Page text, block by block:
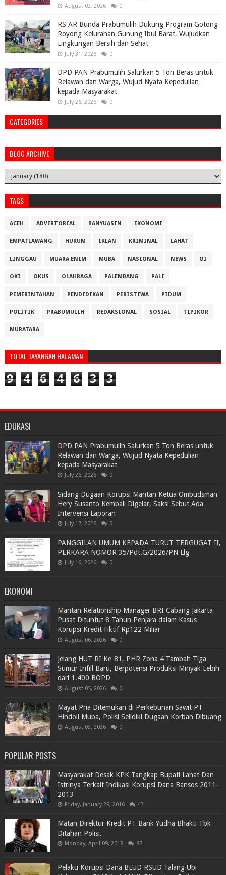
August 02, 2026 0
RS AR Bunda Prabumulih Dukung Program Gotong
Royong Kelurahan Gunung Ibul Barat, Wujudkan
Lingkungan Bersih dan Sehat
July 31, 2026 0
DPD PAN Prabumulih Salurkan 5 Ton Beras untuk
Relawan dan Warga, Wujud Nyata Kepedulian
kepada Masyarakat
July 26, 2026 0
CATEGORIES
BLOG ARCHIVE
TAGS
ACEH ADVERTORIAL BANYUASIN EKONOMI
EMPATLAWANG HUKUM IKLAN KRIMINAL LAHAT
LINGGAU MUARA ENIM MUBA NASIONAL NEWS OI
OKI OKUS OLAHRAGA PALEMBANG PALI
PEMERINTAHAN PENDIDIKAN PERISTIWA PIDUM
POLITIK PRABUMULIH REDAKSIONAL SOSIAL TIPIKOR
MURATARA
TOTAL TAYANGAN HALAMAN
9 4 6 4 6 3 3
EDUKASI
DPD PAN Prabumulih Salurkan 5 Ton Beras untuk
Relawan dan Warga, Wujud Nyata Kepedulian
kepada Masyarakat
July 26, 2026 0
Sidang Dugaan Korupsi Mantan Ketua Ombudsman
Hery Susanto Kembali Digelar, Saksi Sebut Ada
Intervensi Laporan
July 17, 2026 0
PANGGILAN UMUM KEPADA TURUT TERGUGAT II,
PERKARA NOMOR 35/Pdt.G/2026/PN Llg
July 16, 2026 0
EKONOMI
Mantan Relationship Manager BRI Cabang Jakarta
Pusat Dituntut 8 Tahun Penjara dalam Kasus
Korupsi Kredit Fiktif Rp122 Miliar
August 06, 2026 0
Jelang HUT RI Ke-81, PHR Zona 4 Tambah Tiga
Sumur Infill Baru, Berpotensi Produksi Minyak Lebih
dari 1.400 BOPD
August 05, 2026 0
Mayat Pria Ditemukan di Perkebunan Sawit PT
Hindoli Muba, Polisi Selidiki Dugaan Korban Dibuang
August 03, 2026 0
POPULAR POSTS
Masyarakat Desak KPK Tangkap Bupati Lahat Dan
Istrinya Terkait Indikasi Korupsi Dana Bansos 2011-
2013
Friday, January 29, 2016 43
Matan Direktur Kredit PT Bank Yudha Bhakti Tbk
Ditahan Polisi.
Monday, April 09, 2018 87
Pelaku Korupsi Dana BLUD RSUD Talang Ubi